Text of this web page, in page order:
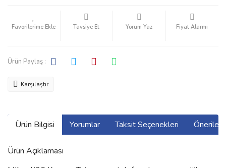
Tavsiye Et Yorum Yaz Fiyat Alarmı
Ürün Paylaş :
Karşılaştır
Ürün Bilgisi Yorumlar Taksit Seçenekleri
Ürün Açıklaması